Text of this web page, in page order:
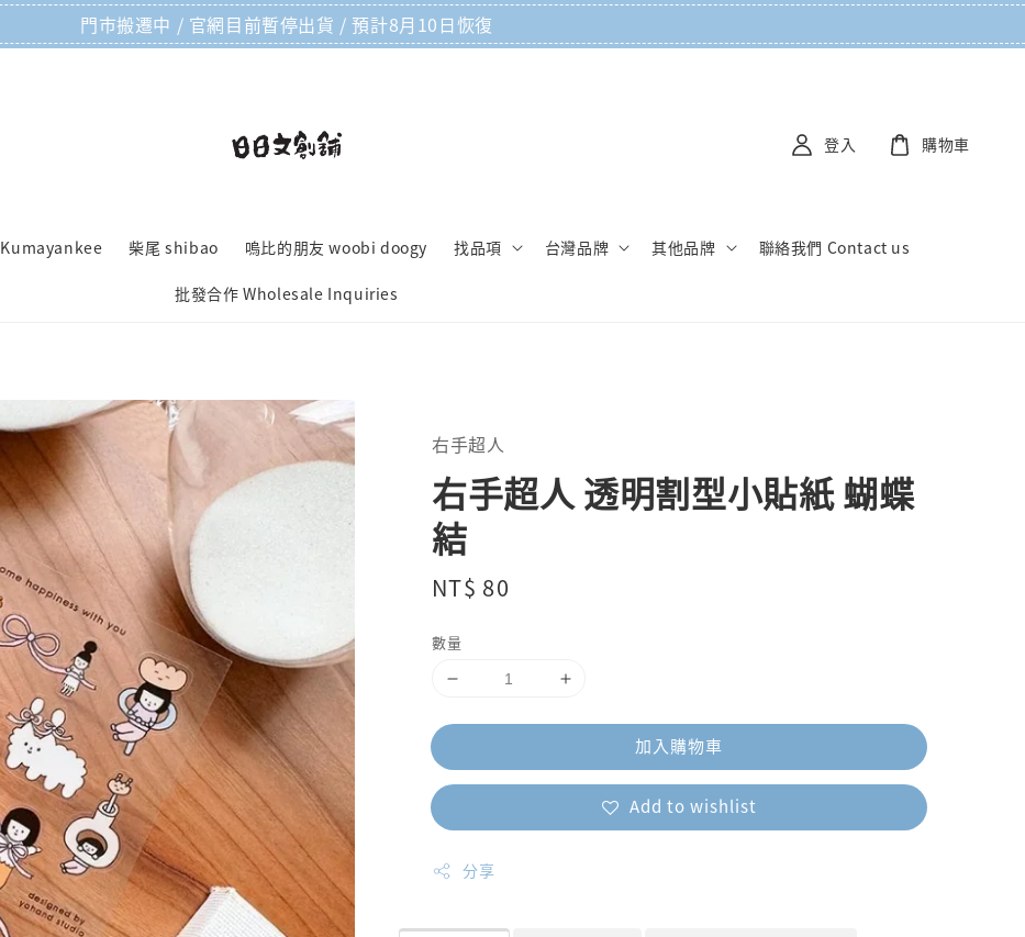
門市搬遷中 / 官網目前暫停出貨 / 預計8月10日恢復
Kumayankee 柴尾 shibao 嗚比的朋友 woobi doogy 找品項 台灣品牌 其他品牌 聯絡我們 Contact us
批發合作 Wholesale Inquiries
登入 購物車
右手超人
右手超人 透明割型小貼紙 蝴蝶
結
Regular
NT$ 80
數量
加入購物車
Add to wishlist
分享